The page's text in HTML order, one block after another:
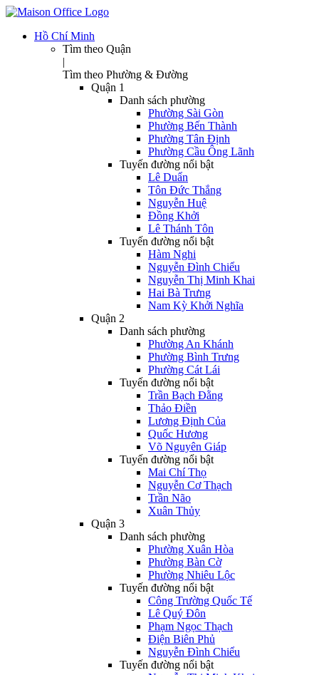
Hồ Chí Minh
Tìm theo Quận
|
Tìm theo Phường & Đường
Quận 1
Danh sách phường
Phường Sài Gòn
Phường Bến Thành
Phường Tân Định
Phường Cầu Ông Lãnh
Tuyến đường nổi bật
Lê Duẩn
Tôn Đức Thắng
Nguyễn Huệ
Đồng Khởi
Lê Thánh Tôn
Tuyến đường nổi bật
Hàm Nghi
Nguyễn Đình Chiểu
Nguyễn Thị Minh Khai
Hai Bà Trưng
Nam Kỳ Khởi Nghĩa
Quận 2
Danh sách phường
Phường An Khánh
Phường Bình Trưng
Phường Cát Lái
Tuyến đường nổi bật
Trần Bạch Đằng
Thảo Điền
Lương Định Của
Quốc Hương
Võ Nguyên Giáp
Tuyến đường nổi bật
Mai Chí Thọ
Nguyễn Cơ Thạch
Trần Não
Xuân Thủy
Quận 3
Danh sách phường
Phường Xuân Hòa
Phường Bàn Cờ
Phường Nhiêu Lộc
Tuyến đường nổi bật
Công Trường Quốc Tế
Lê Quý Đôn
Phạm Ngọc Thạch
Điện Biên Phủ
Nguyễn Đình Chiểu
Tuyến đường nổi bật